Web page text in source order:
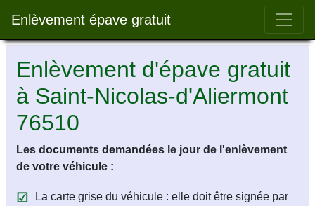
Enlèvement épave gratuit Bar
Enlèvement d'épave gratuit
à Saint-Nicolas-d'Aliermont
76510
Les documents demandées le jour de l'enlèvement
de votre véhicule :
La carte grise du véhicule : elle doit être signée par